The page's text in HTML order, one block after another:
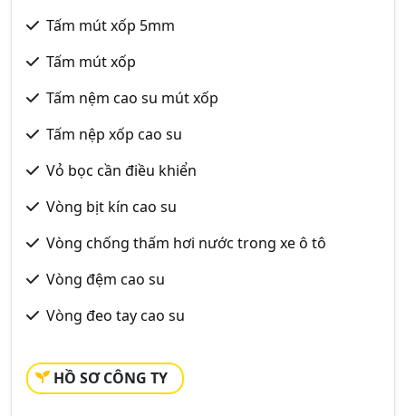
Tấm mút xốp 5mm
Tấm mút xốp
Tấm nệm cao su mút xốp
Tấm nệp xốp cao su
Vỏ bọc cần điều khiển
Vòng bịt kín cao su
Vòng chống thấm hơi nước trong xe ô tô
Vòng đệm cao su
Vòng đeo tay cao su
HỒ SƠ CÔNG TY